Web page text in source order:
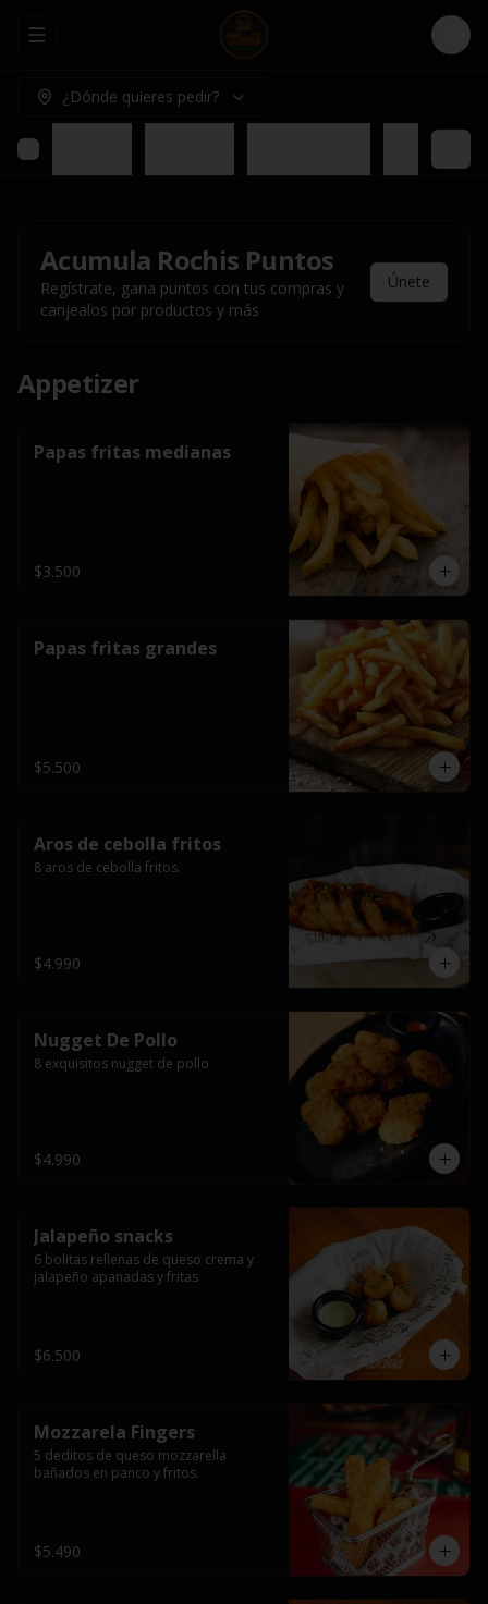
Abrir menu de navegación Login
¿Dónde quieres pedir?
Acumula Rochis Puntos
Regístrate, gana puntos con tus compras y
canjealos por productos y más
Únete
Appetizer
Papas fritas medianas
$3.500
Papas fritas grandes
$5.500
Aros de cebolla fritos
8 aros de cebolla fritos.
$4.990
Nugget De Pollo
8 exquisitos nugget de pollo
$4.990
Jalapeño snacks
6 bolitas rellenas de queso crema y
jalapeño apanadas y fritas
$6.500
Mozzarela Fingers
5 deditos de queso mozzarella
bañados en panco y fritos.
$5.490